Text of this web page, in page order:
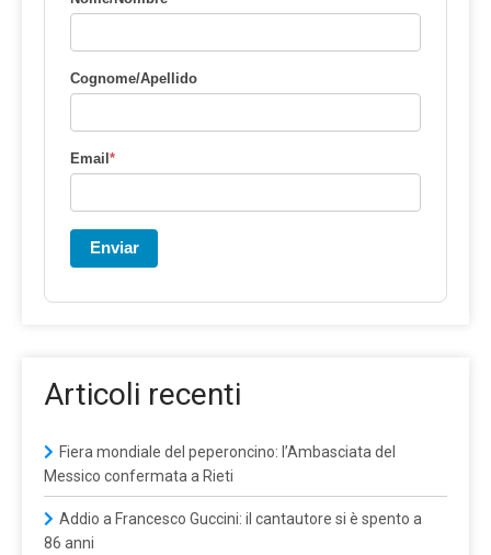
Cognome/Apellido
Email*
Enviar
Articoli recenti
Fiera mondiale del peperoncino: l’Ambasciata del
Messico confermata a Rieti
Addio a Francesco Guccini: il cantautore si è spento a
86 anni